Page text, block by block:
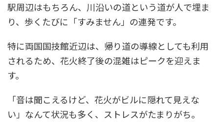
駅周辺はもちろん、川沿いの道という道が人で埋ま
り、歩くたびに「すみません」の連発です。
特に両国国技館近辺は、帰り道の導線としても利用
されるため、花火終了後の混雑はピークを迎えま
す。
「音は聞こえるけど、花火がビルに隠れて見えな
い」なんて状況も多く、ストレスがたまりがち。